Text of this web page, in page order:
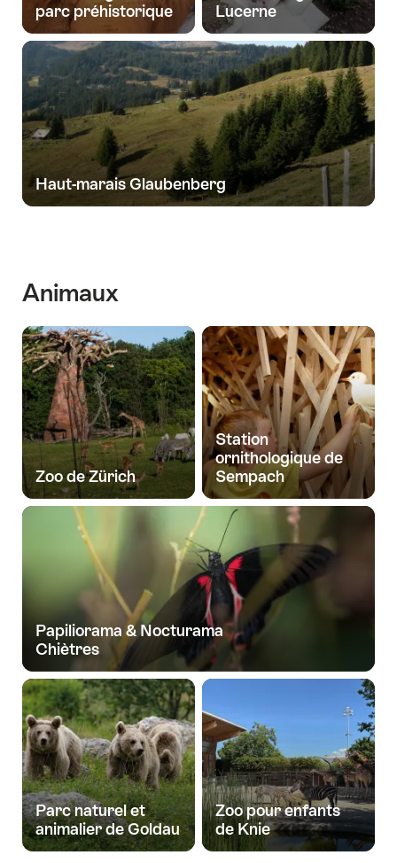
parc préhistorique
Lucerne
Haut-marais Glaubenberg
Animaux
Zoo de Zürich
Station
ornithologique de
Sempach
Papiliorama & Nocturama
Chiètres
Parc naturel et
animalier de Goldau
Zoo pour enfants
de Knie